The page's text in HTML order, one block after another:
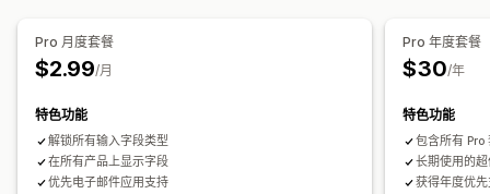
Pro 月度套餐
$2.99/月
特色功能
解锁所有输入字段类型
在所有产品上显示字段
优先电子邮件应用支持
Pro 年度套餐
$30/年
特色功能
包含所有 Pro
长期使用的
获得年度优